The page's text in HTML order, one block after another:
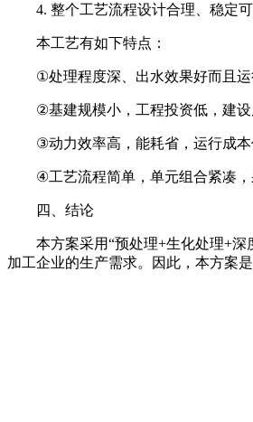
4. 整个工艺流程设计合理、稳定
本工艺有如下特点：
①处理程度深、出水效果好而且运
②基建规模小，工程投资低，建设
③动力效率高，能耗省，运行成本
④工艺流程简单，单元组合紧凑
四、结论
本方案采用“预处理+生化处理+深
加工企业的生产需求。因此，本方案